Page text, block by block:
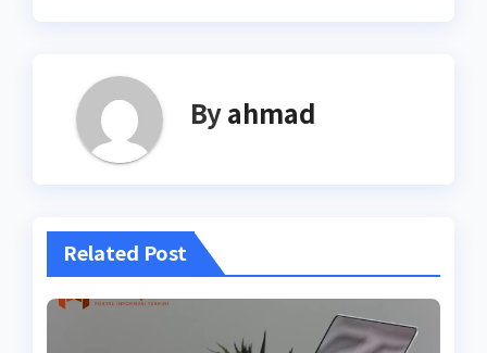
Byahmad
Related Post